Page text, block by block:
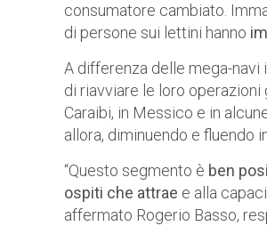
consumatore cambiato.
di persone sui lettini hanno
A differenza delle mega-navi
di riavviare le loro operazioni
Caraibi, in Messico e in
allora, diminuendo e fluendo
“Questo segmento è ben
ospiti che attrae e alla
affermato Rogerio Basso,